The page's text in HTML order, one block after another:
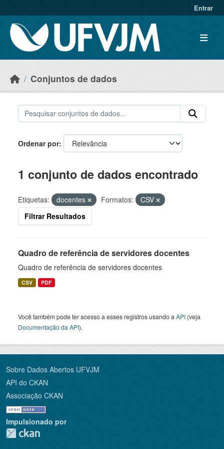
Entrar
Conjuntos de dados
Ordenar por
1 conjunto de dados encontrado
Etiquetas: docentes Formatos:
CSV
Filtrar Resultados
Quadro de referência de servidores docentes
Quadro de referência de servidores docentes
CSV PDF
Você também pode ter acesso a esses registros usando a API (veja
Documentação da API).
Sobre Dados Abertos UFVJM
API do CKAN
Associação CKAN
Impulsionado por